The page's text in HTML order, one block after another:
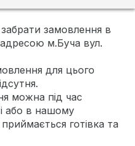
замовлення в
м.Буча вул.
для цього
можна під час
або в нашому
готівка та